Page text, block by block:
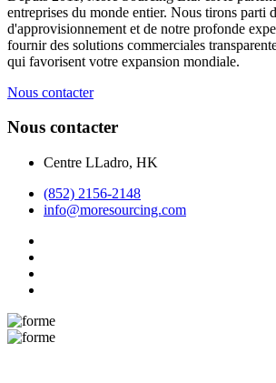
entreprises du monde entier. Nous tirons parti
d'approvisionnement et de notre profonde
fournir des solutions commerciales
qui favorisent votre expansion mondiale.
Nous contacter
Nous contacter
Centre LLadro, HK
(852) 2156-2148
info@moresourcing.com